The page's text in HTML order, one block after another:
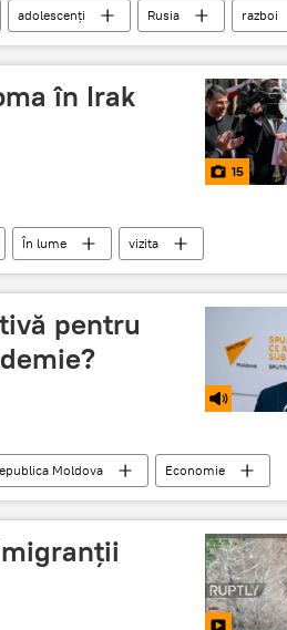
adolescenți Rusia
razboi
în Irak
15
În lume
vizita
pentru
Moldova Economie